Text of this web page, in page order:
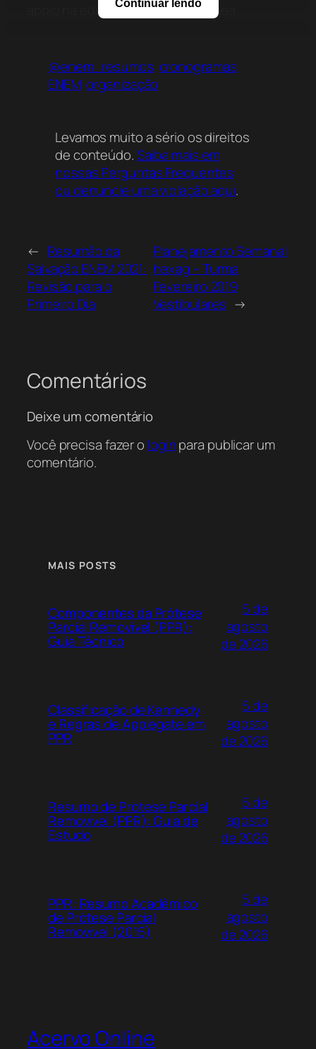
apoio na educação contemporânea.
mencionado?
Para acessar e utilizar o Planner de
para guiar seus estudos e acompanhar seu
progresso de forma estruturada, o recurso
está acessível por meio deste link no Acervo
Online. Não deixe a organização para depois
e transforme sua maneira de estudar.
Continuar lendo
@enem_resumos cronogramas
ENEM organização
Levamos muito a sério os direitos
de conteúdo.Saiba mais em
nossas Perguntas Frequentes
ou denuncie uma violação aqui.
← Resumão da
Salvação ENEM 2021:
Revisão para o
Primeiro Dia
Planejamento Semanal
hexag – Turma
Fevereiro 2019
Vestibulares →
Comentários
Deixe um comentário
Você precisa fazer o loginpara publicar um
comentário.
MAIS POSTS
Componentes da Prótese
Parcial Removível (PPR):
Guia Técnico
5 de
agosto
de 2026
Classificação de Kennedy
e Regras de Applegate em
PPR
5 de
agosto
de 2026
Resumo de Prótese Parcial
Removível (PPR): Guia de
Estudo
5 de
agosto
de 2026
PPR: Resumo Acadêmico
de Prótese Parcial
Removível (2015)
5 de
agosto
de 2026
Acervo Online